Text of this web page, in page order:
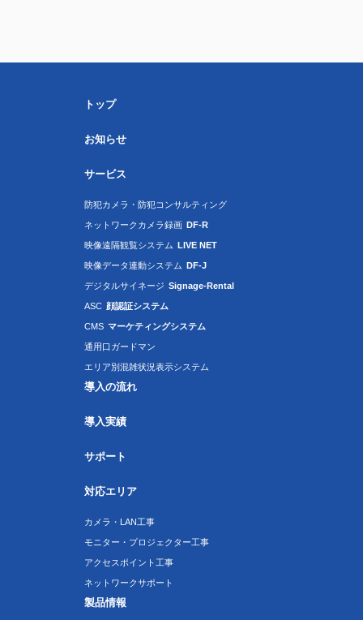
トップ
お知らせ
サービス
防犯カメラ・防犯コンサルティング
ネットワークカメラ録画 DF-R
映像遠隔観覧システム LIVE NET
映像データ連動システム DF-J
デジタルサイネージ Signage-Rental
ASC 顔認証システム
CMS マーケティングシステム
通用口ガードマン
エリア別混雑状況表示システム
導入の流れ
導入実績
サポート
対応エリア
カメラ・LAN工事
モニター・プロジェクター工事
アクセスポイント工事
ネットワークサポート
製品情報